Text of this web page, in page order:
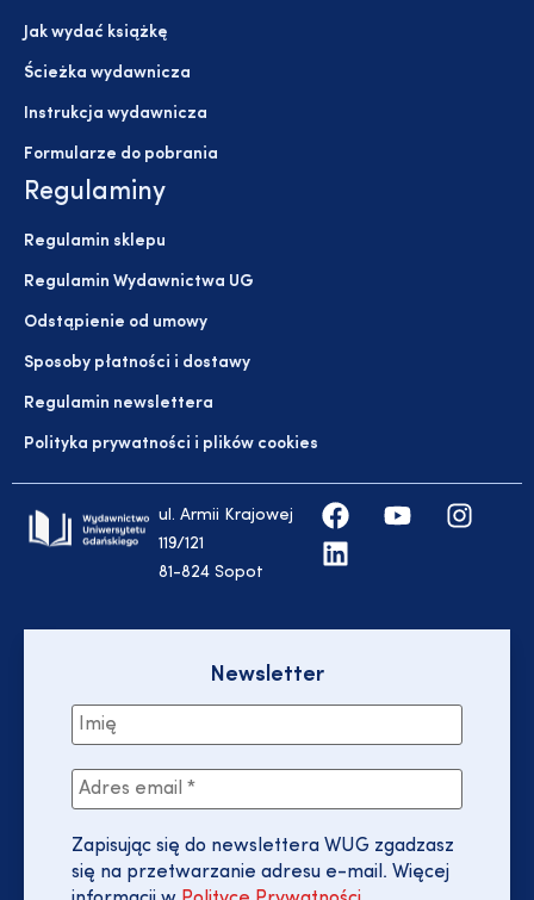
Jak wydać książkę
Ścieżka wydawnicza
Instrukcja wydawnicza
Formularze do pobrania
Regulaminy
Regulamin sklepu
Regulamin Wydawnictwa UG
Odstąpienie od umowy
Sposoby płatności i dostawy
Regulamin newslettera
Polityka prywatności i plików cookies
ul. Armii Krajowej
119/121
81-824 Sopot
Newsletter
Zapisując się do newslettera WUG zgadzasz
się na przetwarzanie adresu e-mail. Więcej